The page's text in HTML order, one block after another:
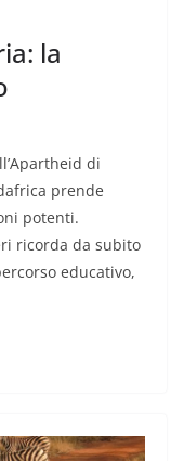
la
di
prende
potenti.
ricorda da subito
educativo,